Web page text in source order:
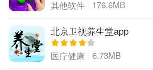
其他软件 176.6MB
北京卫视养生堂app
医疗健康 6.73MB